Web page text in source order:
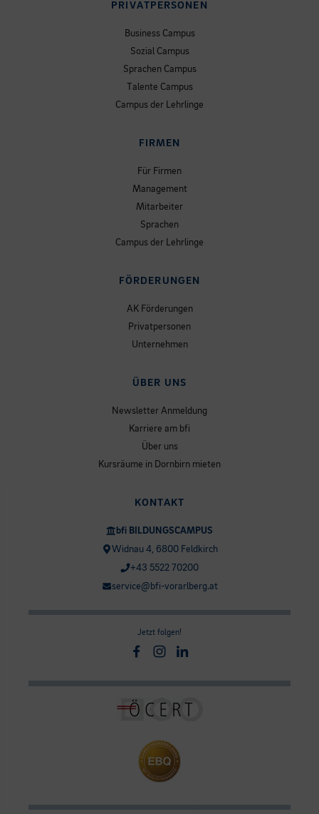
PRIVATPERSONEN
Business Campus
Sozial Campus
Sprachen Campus
Talente Campus
Campus der Lehrlinge
FIRMEN
Für Firmen
Management
Mitarbeiter
Sprachen
Campus der Lehrlinge
FÖRDERUNGEN
AK Förderungen
Privatpersonen
Unternehmen
ÜBER UNS
Newsletter Anmeldung
Karriere am bfi
Über uns
Kursräume in Dornbirn mieten
KONTAKT
bfi BILDUNGSCAMPUS
Widnau 4, 6800 Feldkirch
+43 5522 70200
service@bfi-vorarlberg.at
Jetzt folgen!
Facebook
Instagram
Linkedin